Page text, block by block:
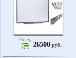
26500 руб.